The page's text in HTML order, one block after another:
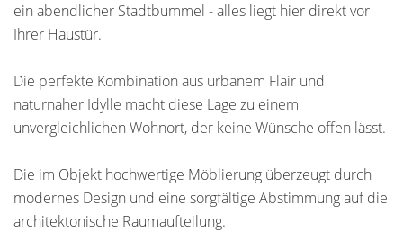
ein abendlicher Stadtbummel - alles liegt hier direkt vor
Ihrer Haustür.
Die perfekte Kombination aus urbanem Flair und
naturnaher Idylle macht diese Lage zu einem
unvergleichlichen Wohnort, der keine Wünsche offen lässt.
Die im Objekt hochwertige Möblierung überzeugt durch
modernes Design und eine sorgfältige Abstimmung auf die
architektonische Raumaufteilung.